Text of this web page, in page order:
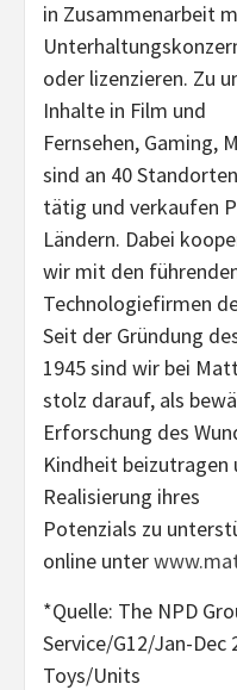
in Zusammenarbeit
oder lizenzieren. Zu
Inhalte in Film und
Fernsehen, Gaming,
sind an 40 Standorten
tätig und verkaufen
Ländern. Dabei
wir mit den
Technologiefirmen
Seit der Gründung
1945 sind wir bei
stolz darauf, als
Erforschung des
Kindheit beizutragen
Realisierung ihres
Potenzials zu
online unter
*Quelle: The NPD
Service/G12/Jan-Dec
Toys/Units